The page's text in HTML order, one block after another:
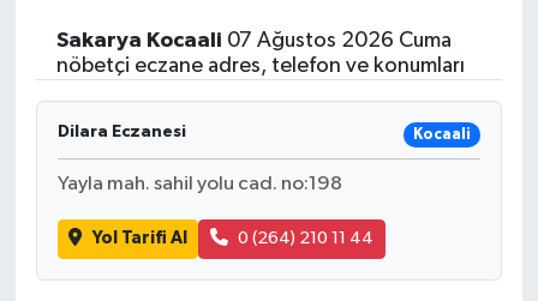
Sakarya Kocaali 07 Ağustos 2026 Cuma
nöbetçi eczane adres, telefon ve konumları
Dilara Eczanesi Kocaali
Yayla mah. sahil yolu cad. no:198
Yol Tarifi Al 0 (264) 210 11 44